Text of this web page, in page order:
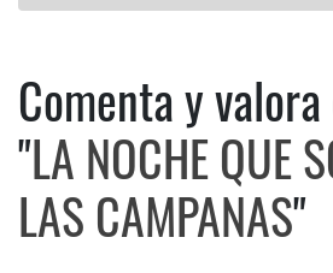
Comenta y valora
Comenta y
"LA NOCHE QUE
LAS CAMPANAS"